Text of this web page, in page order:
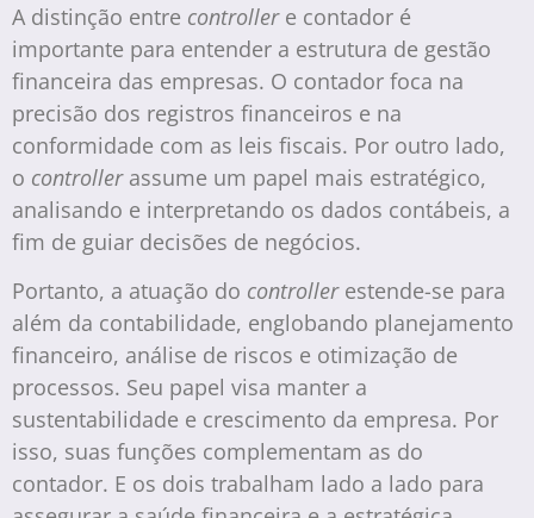
A distinção entre controllere contador é
importante para entender a estrutura de gestão
financeira das empresas. O contador foca na
precisão dos registros financeiros e na
conformidade com as leis fiscais. Por outro lado,
o controllerassume um papel mais estratégico,
analisando e interpretando os dados contábeis, a
fim de guiar decisões de negócios.
Portanto, a atuação do controller estende-se para
além da contabilidade, englobando planejamento
financeiro, análise de riscos e otimização de
processos. Seu papel visa manter a
sustentabilidade e crescimento da empresa. Por
isso, suas funções complementam as do
contador. E os dois trabalham lado a lado para